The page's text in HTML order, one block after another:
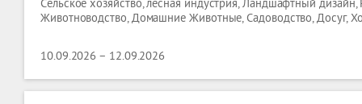
Сельское хозяйство, лесная индустрия, Ландшафтный дизайн,
Животноводство, Домашние Животные, Садоводство, Досуг,
10.09.2026 – 12.09.2026